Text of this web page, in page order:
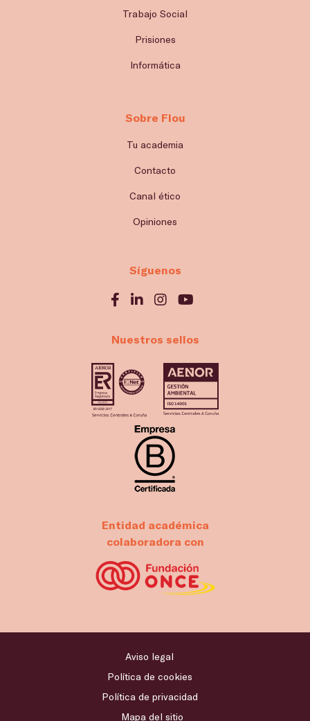
Trabajo Social
Prisiones
Informática
Sobre Flou
Tu academia
Contacto
Canal ético
Opiniones
Síguenos
Nuestros sellos
Entidad académica
colaboradora con
Aviso legal
Política de cookies
Política de privacidad
Mapa del sitio